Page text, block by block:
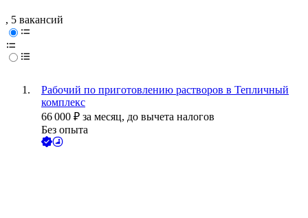
, 5 вакансий
Рабочий по приготовлению растворов в Тепличный
комплекс
66 000 ₽ за месяц, до вычета налогов
Без опыта